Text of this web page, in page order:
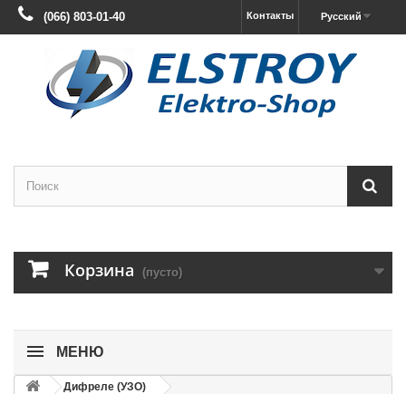
Русский
Контакты
(066) 803-01-40
Корзина (пусто)
МЕНЮ
Дифреле (УЗО)